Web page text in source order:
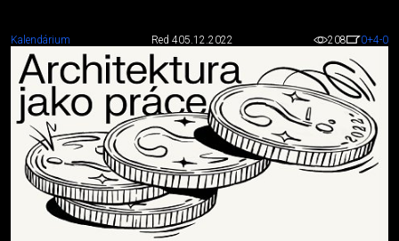
Kalendárium Red 405.12.2022 208 0+4-0